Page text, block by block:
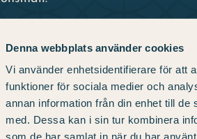
Denna webbplats använder cookies
Vi använder enhetsidentifierare för att
funktioner för sociala medier och
annan information från din enhet till
med. Dessa kan i sin tur kombinera
som de har samlat in när du har